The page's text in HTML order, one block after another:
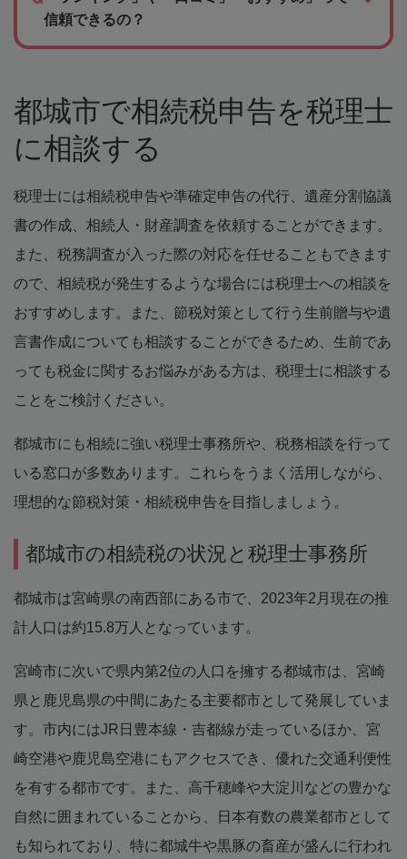
信頼できるの？
都城市で相続税申告を税理士
に相談する
税理士には相続税申告や準確定申告の代行、遺産分割協議
書の作成、相続人・財産調査を依頼することができます。
また、税務調査が入った際の対応を任せることもできます
ので、相続税が発生するような場合には税理士への相談を
おすすめします。また、節税対策として行う生前贈与や遺
言書作成についても相談することができるため、生前であ
っても税金に関するお悩みがある方は、税理士に相談する
ことをご検討ください。
都城市にも相続に強い税理士事務所や、税務相談を行って
いる窓口が多数あります。これらをうまく活用しながら、
理想的な節税対策・相続税申告を目指しましょう。
都城市の相続税の状況と税理士事務所
都城市は宮崎県の南西部にある市で、2023年2月現在の推
計人口は約15.8万人となっています。
宮崎市に次いで県内第2位の人口を擁する都城市は、宮崎
県と鹿児島県の中間にあたる主要都市として発展していま
す。市内にはJR日豊本線・吉都線が走っているほか、宮
崎空港や鹿児島空港にもアクセスでき、優れた交通利便性
を有する都市です。また、高千穂峰や大淀川などの豊かな
自然に囲まれていることから、日本有数の農業都市として
も知られており、特に都城牛や黒豚の畜産が盛んに行われ